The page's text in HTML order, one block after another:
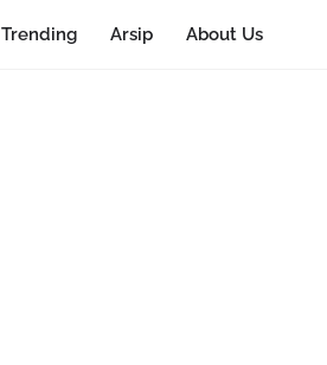
Trending Arsip About Us